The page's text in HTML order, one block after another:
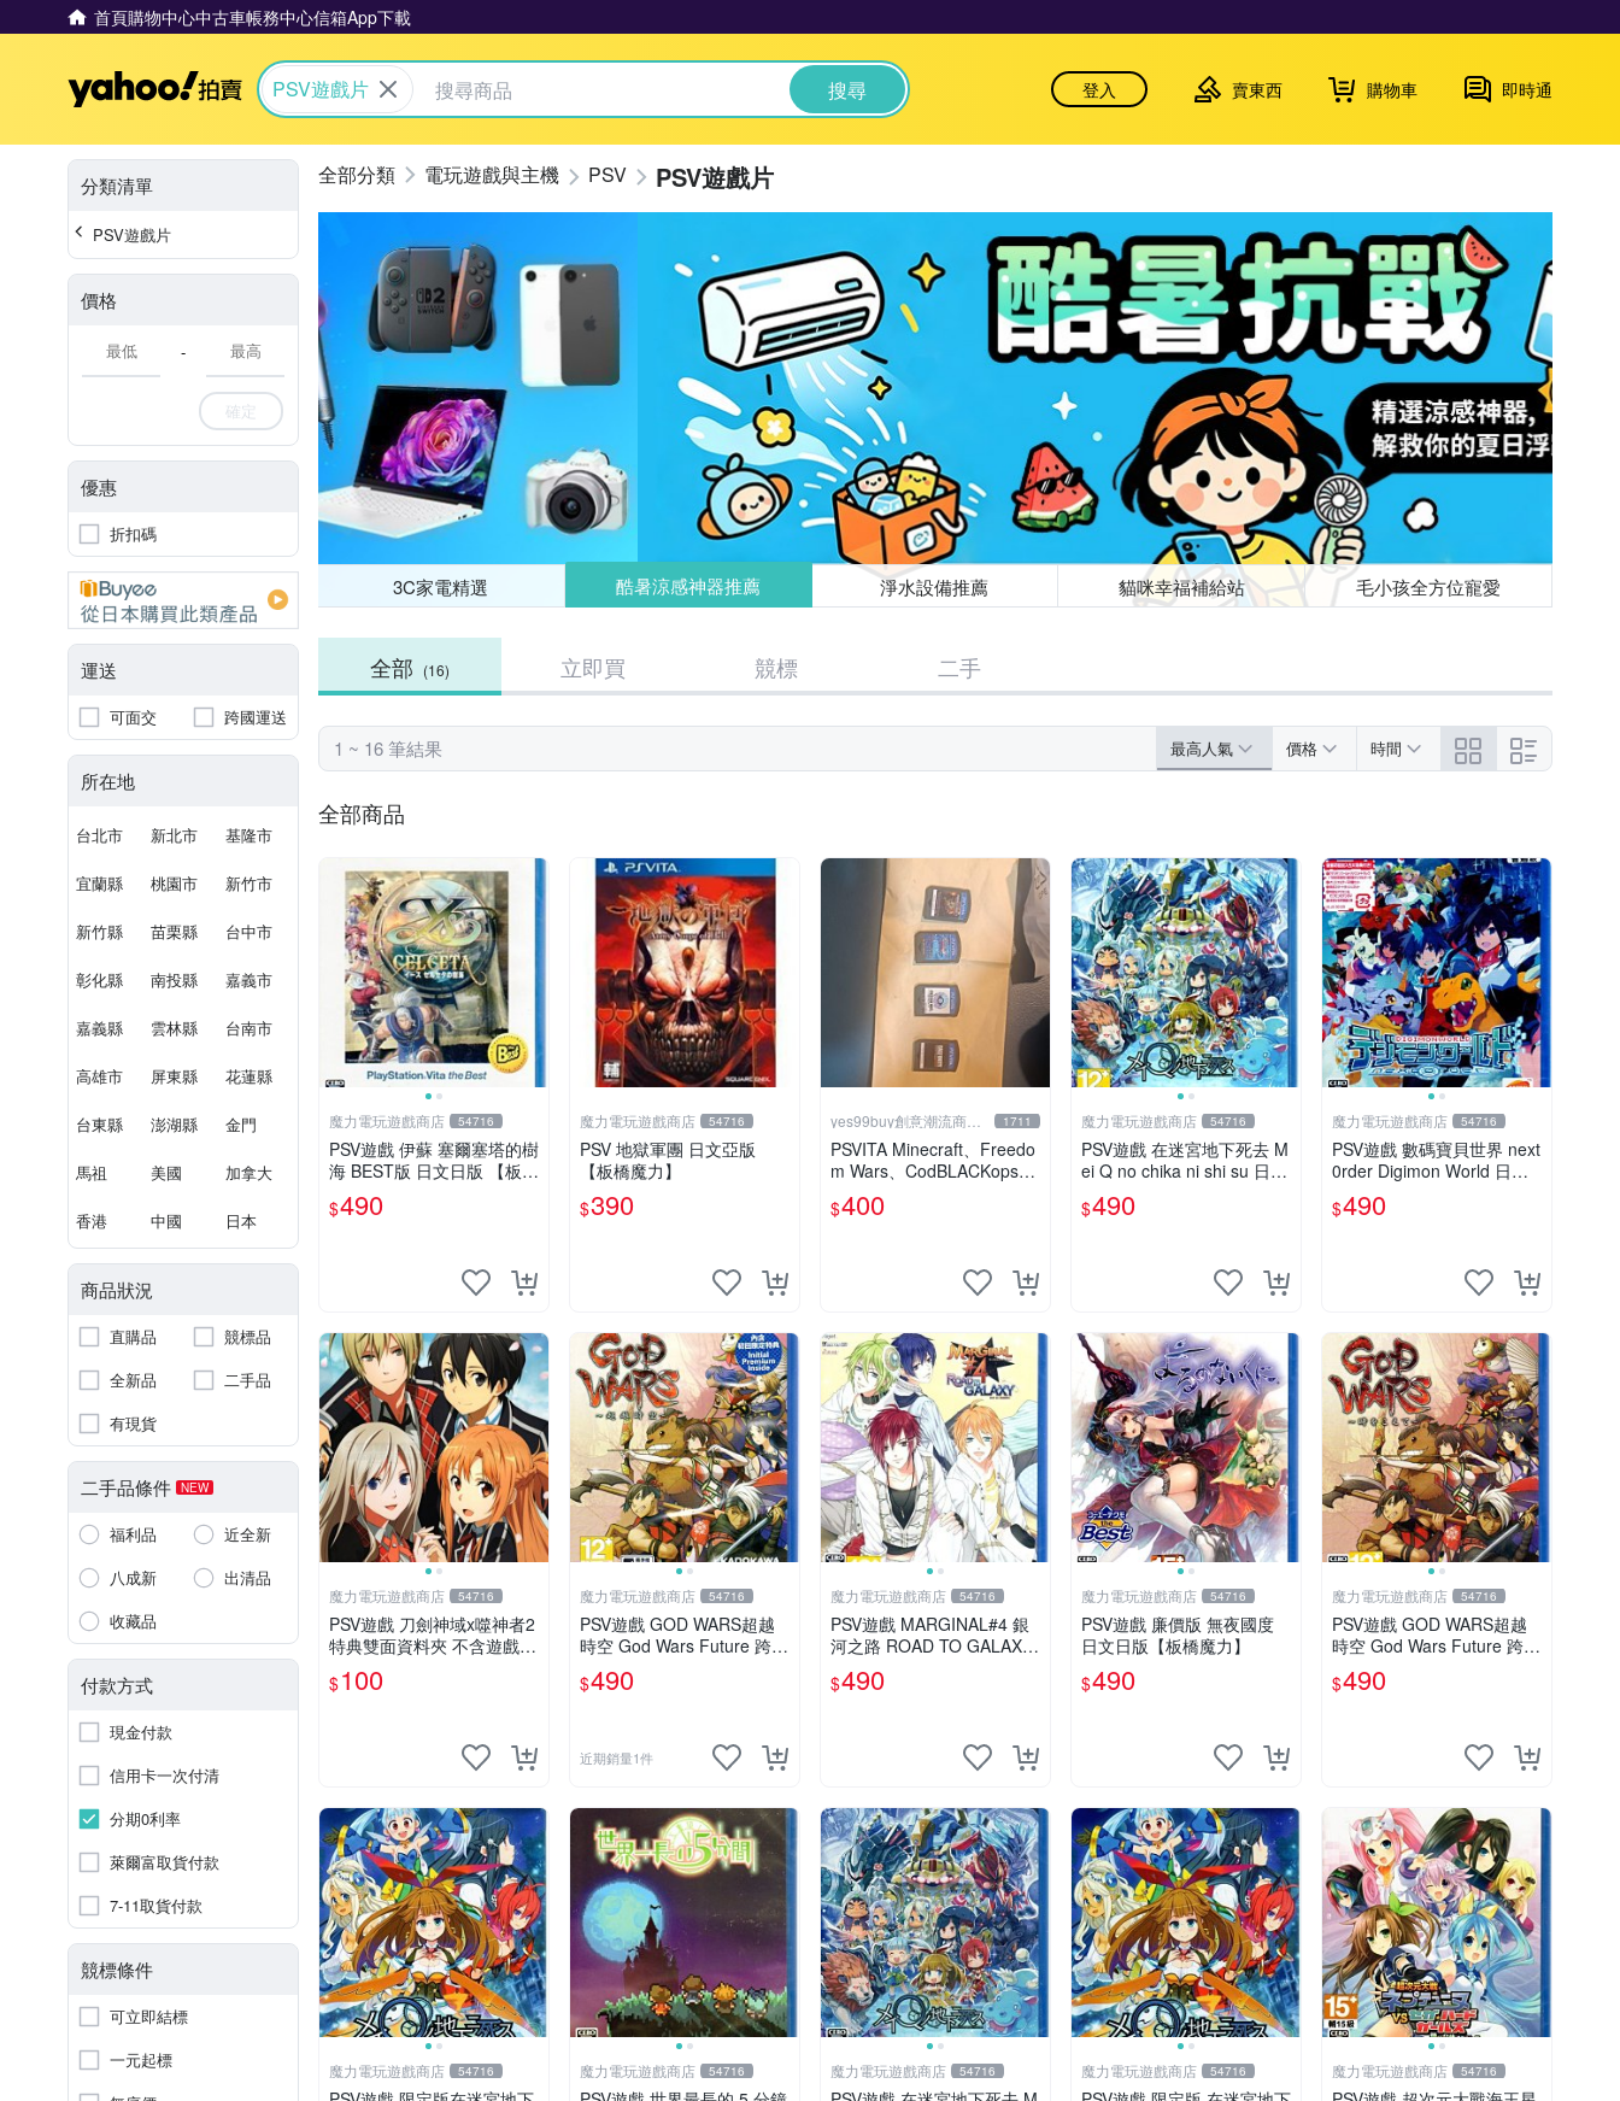
首頁購物中心中古車帳務中心信箱App下載
Yahoo拍賣
PSV遊戲片 搜尋 登入 賣東西 購物車 即時通
分類清單
PSV遊戲片
價格
-
確定
優惠
折扣碼
運送
可面交 跨國運送
所在地
台北市 新北市 基隆市
宜蘭縣 桃園市 新竹市
新竹縣 苗栗縣 台中市
彰化縣 南投縣 嘉義市
嘉義縣 雲林縣 台南市
高雄市 屏東縣 花蓮縣
台東縣 澎湖縣 金門
馬祖 美國 加拿大
香港 中國 日本
商品狀況
直購品
競標品
全新品
二手品
有現貨
二手品條件 NEW
福利品
近全新
八成新
出清品
收藏品
付款方式
現金付款
信用卡一次付清
分期0利率
萊爾富取貨付款
7-11取貨付款
競標條件
可立即結標
一元起標
電玩遊戲與主機 PSV PSV遊戲片
3C家電精選 酷暑涼感神器推薦 淨水設備推薦 貓咪幸福補給站 毛小孩全方位寵愛
全部 (16) 立即買 競標 二手
1 ~ 16 筆結果 最高人氣 價格 時間
全部商品
魔力電玩遊戲商店 54716
PSV遊戲 伊蘇 塞爾塞塔的樹
海 BEST版 日文日版 【板橋
魔力】
$490
魔力電玩遊戲商店 54716
PSV 地獄軍團 日文亞版
【板橋魔力】
$390
yes99buy創意潮流商品
館
1711
PSVITA Minecraft、Freedo
m Wars、CodBLACKops和
fighting climax
$400
魔力電玩遊戲商店 54716
PSV遊戲 在迷宮地下死去 M
ei Q no chika ni shi su 日文
亞版 【板橋魔力】
$490
魔力電玩遊戲商店 54716
PSV遊戲 數碼寶貝世界 next
0rder Digimon World 日文
日版 【板橋魔力】
$490
魔力電玩遊戲商店 54716
PSV遊戲 刀劍神域x噬神者2
特典雙面資料夾 不含遊戲光
碟【板橋魔力】
$100
魔力電玩遊戲商店 54716
PSV遊戲 GOD WARS超越
時空 God Wars Future 跨越
時空 中文亞版【板橋魔力】
$490
近期銷量1件
魔力電玩遊戲商店 54716
PSV遊戲 MARGINAL#4 銀
河之路 ROAD TO GALAXY
日文日版 【板橋魔力】
$490
魔力電玩遊戲商店 54716
PSV遊戲 廉價版 無夜國度
日文日版【板橋魔力】
$490
魔力電玩遊戲商店 54716
PSV遊戲 GOD WARS超越
時空 God Wars Future 跨越
時空 日文日版【板橋魔力】
$490
魔力電玩遊戲商店 54716 魔力電玩遊戲商店 54716 魔力電玩遊戲商店 54716 魔力電玩遊戲商店 54716 魔力電玩遊戲商店 54716